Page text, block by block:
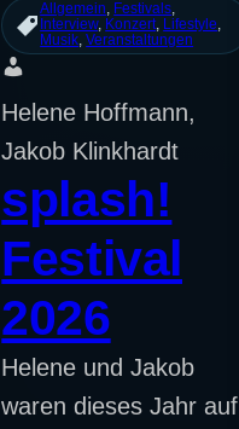
Allgemein Festivals
Interview, Konzert Lifestyle
Musik , Veranstaltungen
Helene Hoffmann,
Jakob Klinkhardt
splash!
Festival
2026
Helene und Jakob
waren dieses Jahr auf